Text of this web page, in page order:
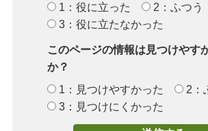
1：役に立った
2：ふつう
3：役に立たなかった
このページの情報は見つけやす
か？
1：見つけやすかった
2：
3：見つけにくかった